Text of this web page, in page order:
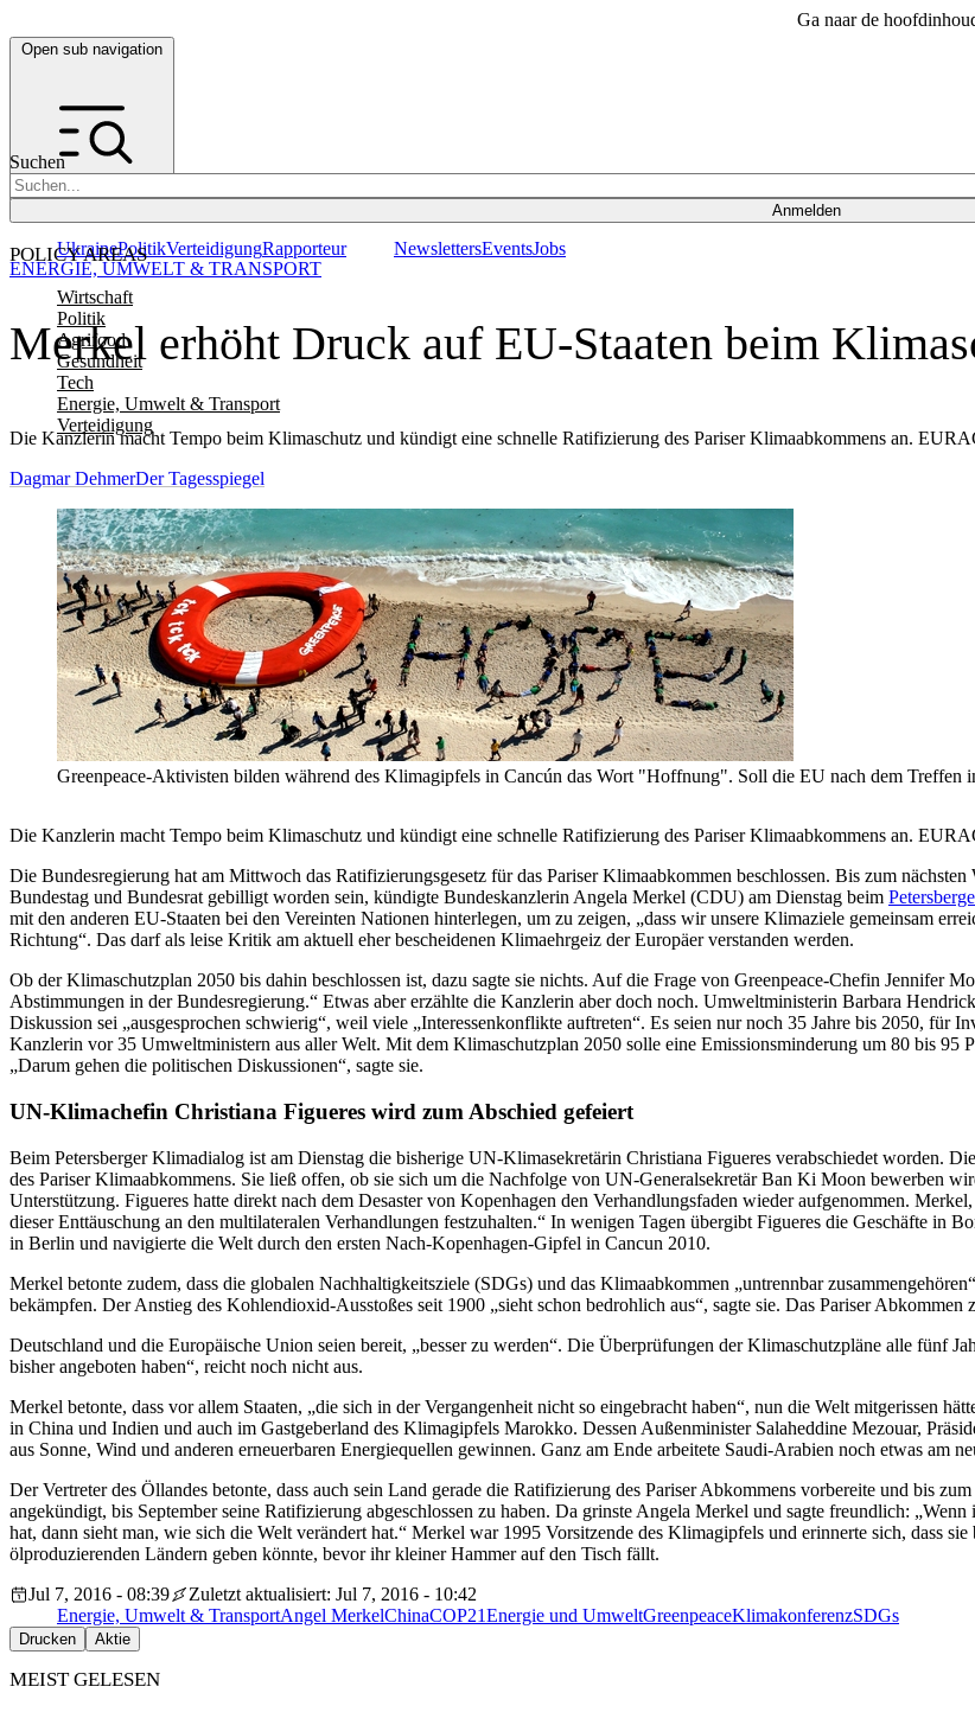
Ga naar de
Open sub navigation
Suchen
Anmelden
POLICY AREAS
Wirtschaft
Politik
Agrifood
Gesundheit
Tech
Energie, Umwelt & Transport
Verteidigung
UkrainePolitikVerteidigungRapporteur NewslettersEventsJobs
Merkel erhöht Druck auf EU-Staaten beim
Die Kanzlerin macht Tempo beim Klimaschutz und kündigt eine schnelle Ratifizierung des Pariser Klimaabkommens an.
ENERGIE, UMWELT & TRANSPORT
Dagmar DehmerDer Tagesspiegel
Greenpeace-Aktivisten bilden während des Klimagipfels in Cancún das Wort "Hoffnung". Soll die EU nach dem Treffen
Die Kanzlerin macht Tempo beim Klimaschutz und kündigt eine schnelle Ratifizierung des Pariser Klimaabkommens an.
Die Bundesregierung hat am Mittwoch das Ratifizierungsgesetz für das Pariser Klimaabkommen beschlossen. Bis zum
Bundestag und Bundesrat gebilligt worden sein, kündigte Bundeskanzlerin Angela Merkel (CDU) am Dienstag beim
mit den anderen EU-Staaten bei den Vereinten Nationen hinterlegen, um zu zeigen, „dass wir unsere Klimaziele gemeinsam
Richtung“. Das darf als leise Kritik am aktuell eher bescheidenen Klimaehrgeiz der Europäer verstanden werden.
Ob der Klimaschutzplan 2050 bis dahin beschlossen ist, dazu sagte sie nichts. Auf die Frage von Greenpeace-Chefin Jennifer
Abstimmungen in der Bundesregierung.“ Etwas aber erzählte die Kanzlerin aber doch noch. Umweltministerin Barbara
Diskussion sei „ausgesprochen schwierig“, weil viele „Interessenkonflikte auftreten“. Es seien nur noch 35 Jahre bis 2050, für
Kanzlerin vor 35 Umweltministern aus aller Welt. Mit dem Klimaschutzplan 2050 solle eine Emissionsminderung um 80 bis 95
„Darum gehen die politischen Diskussionen“, sagte sie.
UN-Klimachefin Christiana Figueres wird zum Abschied gefeiert
Beim Petersberger Klimadialog ist am Dienstag die bisherige UN-Klimasekretärin Christiana Figueres verabschiedet worden.
des Pariser Klimaabkommens. Sie ließ offen, ob sie sich um die Nachfolge von UN-Generalsekretär Ban Ki Moon bewerben
Unterstützung. Figueres hatte direkt nach dem Desaster von Kopenhagen den Verhandlungsfaden wieder aufgenommen.
dieser Enttäuschung an den multilateralen Verhandlungen festzuhalten.“ In wenigen Tagen übergibt Figueres die Geschäfte in
in Berlin und navigierte die Welt durch den ersten Nach-Kopenhagen-Gipfel in Cancun 2010.
Merkel betonte zudem, dass die globalen Nachhaltigkeitsziele (SDGs) und das Klimaabkommen „untrennbar
bekämpfen. Der Anstieg des Kohlendioxid-Ausstoßes seit 1900 „sieht schon bedrohlich aus“, sagte sie. Das Pariser Abkommen
Deutschland und die Europäische Union seien bereit, „besser zu werden“. Die Überprüfungen der Klimaschutzpläne alle fünf
bisher angeboten haben“, reicht noch nicht aus.
Merkel betonte, dass vor allem Staaten, „die sich in der Vergangenheit nicht so eingebracht haben“, nun die Welt mitgerissen
in China und Indien und auch im Gastgeberland des Klimagipfels Marokko. Dessen Außenminister Salaheddine Mezouar,
aus Sonne, Wind und anderen erneuerbaren Energiequellen gewinnen. Ganz am Ende arbeitete Saudi-Arabien noch etwas am
Der Vertreter des Öllandes betonte, dass auch sein Land gerade die Ratifizierung des Pariser Abkommens vorbereite und bis
angekündigt, bis September seine Ratifizierung abgeschlossen zu haben. Da grinste Angela Merkel und sagte freundlich:
hat, dann sieht man, wie sich die Welt verändert hat.“ Merkel war 1995 Vorsitzende des Klimagipfels und erinnerte sich, dass
ölproduzierenden Ländern geben könnte, bevor ihr kleiner Hammer auf den Tisch fällt.
Jul 7, 2016 - 08:39
Zuletzt aktualisiert: Jul 7, 2016 - 10:42
Energie, Umwelt & TransportAngel MerkelChinaCOP21Energie und UmweltGreenpeaceKlimakonferenzSDGs
Drucken Aktie
MEIST GELESEN